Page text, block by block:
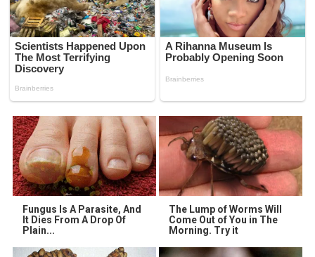
Fungus Is A Parasite, And
It Dies From A Drop Of
Plain...
The Lump of Worms Will
Come Out of You in The
Morning. Try it